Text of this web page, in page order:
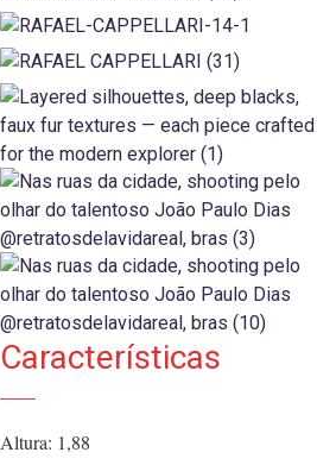
Características
Altura: 1,88